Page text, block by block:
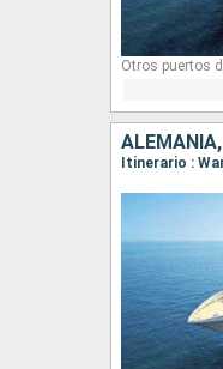
Otros puertos
Itinerario :